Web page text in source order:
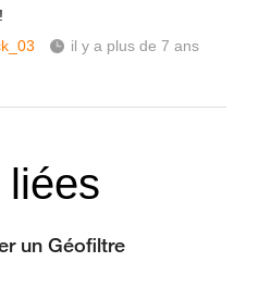
il y a plus de 7 ans
liées
un Géofiltre